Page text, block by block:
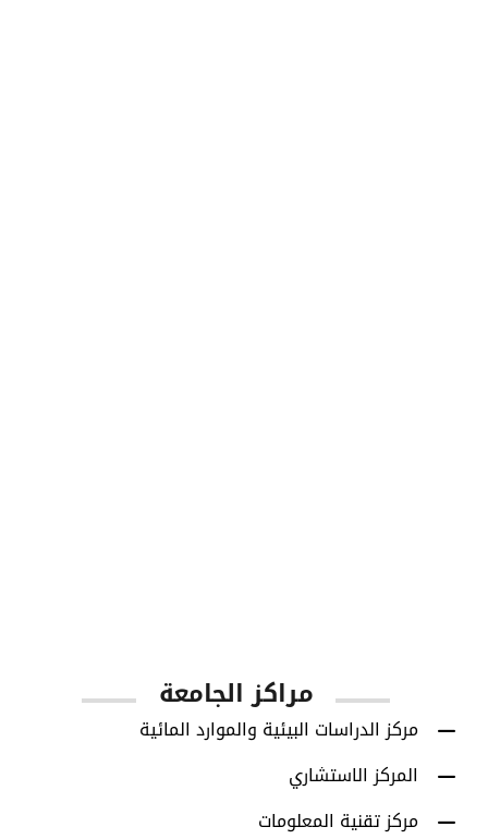
مراكز الجامعة
مركز الدراسات البيئية والموارد المائية
المركز الاستشاري
مركز تقنية المعلومات